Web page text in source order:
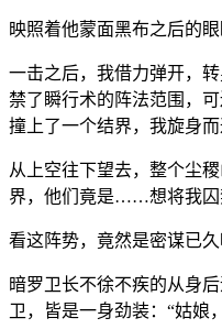
映照着他蒙面黑布之后的
一击之后，我借力弹开，
禁了瞬行术的阵法范围，
撞上了一个结界，我旋身而
从上空往下望去，整个尘
界，他们竟是……想将我囚
看这阵势，竟然是密谋已久
暗罗卫长不徐不疾的从身
卫，皆是一身劲装：“姑娘